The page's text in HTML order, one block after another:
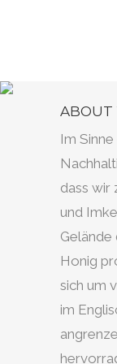
ABOUT
Im
dass wir
und
Gelände
Honig
sich um
im